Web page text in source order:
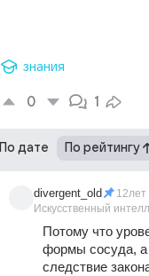
знания
0 1
По дате По рейтингу
divergent_old
Искусственный
12лет
Потому что
формы сосуда, а
следствие